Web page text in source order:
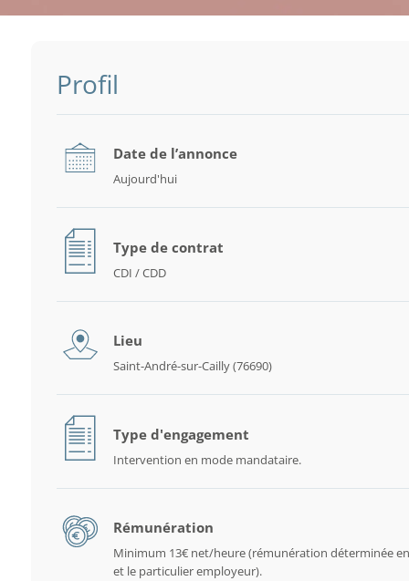
Profil
Date de l’annonce
Aujourd'hui
Type de contrat
CDI / CDD
Lieu
Saint-André-sur-Cailly (76690)
Type d'engagement
Intervention en mode mandataire.
Rémunération
Minimum 13€ net/heure (rémunération déterminée
et le particulier employeur).